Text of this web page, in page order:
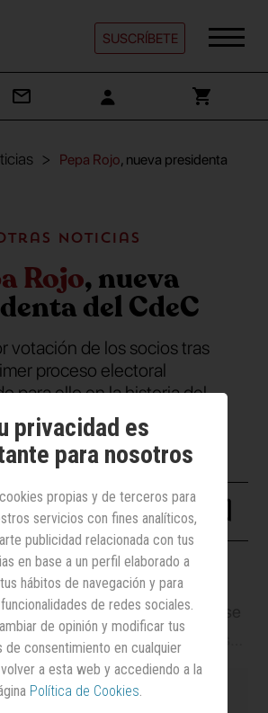
SUSCRÍBETE
Pepa Rojo, nueva presidenta
noticias
Rojo, nueva
del CdeC
votación de los socios tras
proceso electoral
para ello en la historia del
club
ahoracreative strategist
la que ha salido para tomarse
cuál será su próximo paso
ha explicado ella misma, es la
del Club de Creatividad.
privacidad es
para nosotros
propias y de terceros para
servicios con fines analíticos,
publicidad relacionada con tus
en base a un perfil elaborado a
hábitos de navegación y para
de redes sociales.
de opinión y modificar tus
de consentimiento en cualquier
a esta web y accediendo a la
Política de Cookies